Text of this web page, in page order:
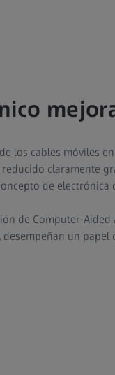
los cables móviles
claramente
de
de Computer-Aided
desempeñan un